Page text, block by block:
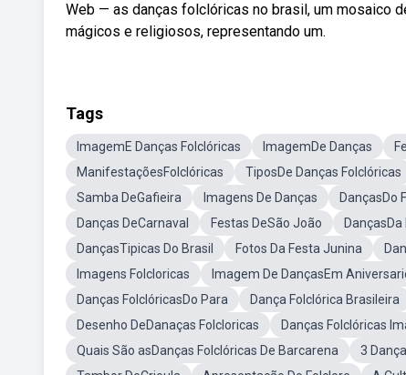
Web — as danças folclóricas no brasil, um mosaico
mágicos e religiosos, representando um.
Tags
ImagemE Danças Folclóricas ImagemDe Danças
ManifestaçõesFolclóricas
TiposDe Danças Folclóricas
Samba DeGafieira
Imagens De Danças DançasDo
Danças DeCarnaval
Festas DeSão João DançasDa
DançasTipicas Do Brasil
Fotos Da Festa Junina
Imagens Folcloricas
Imagem De DançasEm
Danças FolclóricasDo Para
Dança Folclórica Brasileira
Desenho DeDanaças Folcloricas
Danças Folclóricas
Quais São asDanças Folclóricas De Barcarena
3